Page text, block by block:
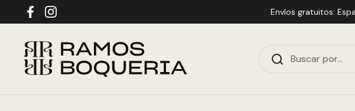
Ir al contenido
FacebookInstagram
Envíos gratuitos: